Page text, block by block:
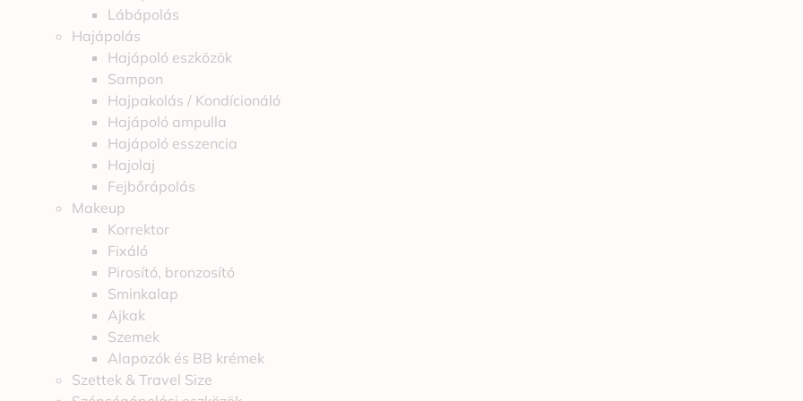
Lábápolás
Hajápolás
Hajápoló eszközök
Sampon
Hajpakolás / Kondícionáló
Hajápoló ampulla
Hajápoló esszencia
Hajolaj
Fejbőrápolás
Makeup
Korrektor
Fixáló
Pirosító, bronzosító
Sminkalap
Ajkak
Szemek
Alapozók és BB krémek
Szettek & Travel Size